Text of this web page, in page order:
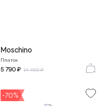
Moschino
Платок
5 790 ₽ 14 490 ₽
-70%